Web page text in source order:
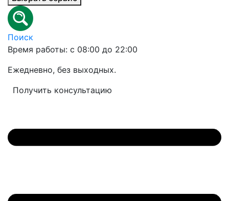
Поиск
Время работы: с 08:00 до 22:00
Ежедневно, без выходных.
Получить консультацию